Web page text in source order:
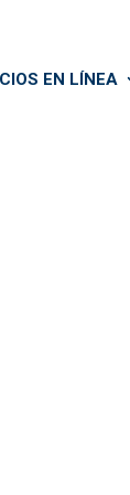
EN LÍNEA